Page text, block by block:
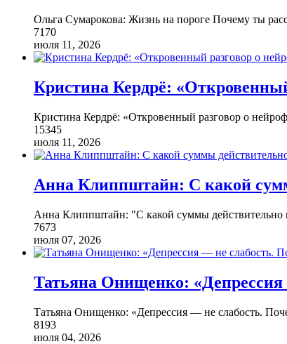
Ольга Сумарокова: Жизнь на пороге Почему ты
7170
июля 11, 2026
Кристина Кердрё:
Кристина Кердрё: «Откровенный разговор о
15345
июля 11, 2026
Анна Клиппштайн: С какой
Анна Клиппштайн: "С какой суммы действительно
7673
июля 07, 2026
Татьяна Онищенко: «Депрессия
Татьяна Онищенко: «Депрессия — не слабость.
8193
июля 04, 2026